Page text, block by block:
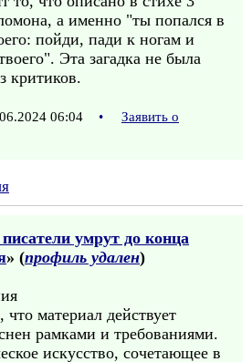
а именно "ты попался в
пойди, пади к ногам и
Эта загадка не была
критиков.
06:04 •
Заявить о
умрут до конца
» (профиль удален)
материал действует
рамками и требованиями.
искусство, сочетающее в